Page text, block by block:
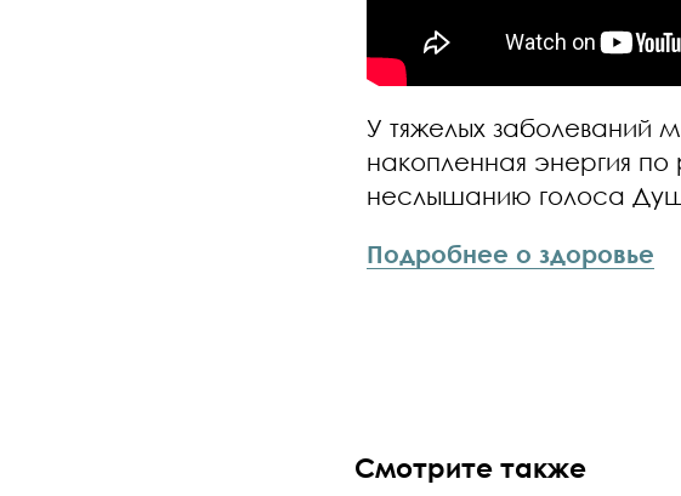
У тяжелых заболеваний
накопленная энергия
неслышанию голоса
Подробнее о здоровье
Смотрите также